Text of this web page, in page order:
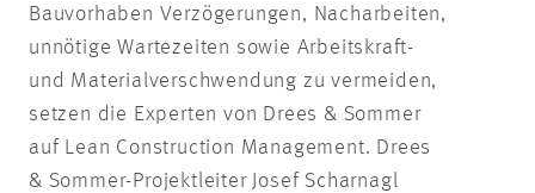
Bauvorhaben Verzögerungen, Nacharbeiten,
unnötige Wartezeiten sowie Arbeitskraft-
und Materialverschwendung zu vermeiden,
setzen die Experten von Drees & Sommer
auf Lean Construction Management. Drees
& Sommer-Projektleiter Josef Scharnagl